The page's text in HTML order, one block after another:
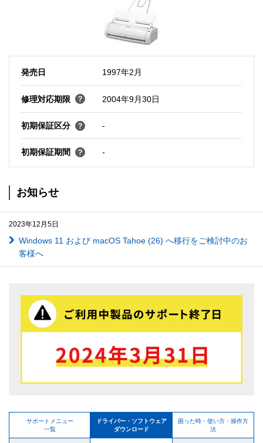
発売日 1997年2月
修理対応期限 2004年9月30日
初期保証区分 -
初期保証期間 -
お知らせ
2023年12月5日
Windows 11 および macOS Tahoe (26) へ移行をご検討中のお
客様へ
サポートメニュー
一覧
ドライバー・ソフトウェア
ダウンロード
困った時・使い方・操作方
法